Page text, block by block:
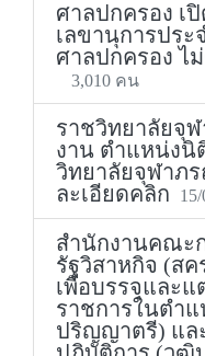
ศาลปกครอง เ
เลขานุการปร
ศาลปกครอง ไ
3,010 คน
ราชวิทยาลัยจุ
งาน ตำแหน่งนิ
วิทยาลัยจุฬาภ
ละเอียดคลิก
สำนักงานคณะ
รัฐวิสาหกิจ (ส
เพื่อบรรจุและแ
ราชการในตำ
ปริญญาตรี) แล